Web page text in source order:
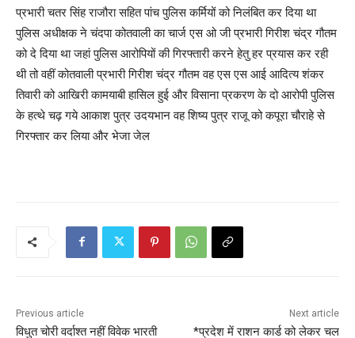
प्रभारी चतर सिंह राजौरा सहित पांच पुलिस कर्मियों को निलंबित कर दिया था
पुलिस अधीक्षक ने चंदपा कोतवाली का चार्ज एस ओ जी प्रभारी गिरीश चंद्र गौतम
को दे दिया था जहां पुलिस आरोपियों की गिरफ्तारी करने हेतु हर प्रयास कर रही
थी तो वहीं कोतवाली प्रभारी गिरीश चंद्र गौतम वह एस एस आई आदित्य शंकर
तिवारी को आखिरी कामयाबी हासिल हुई और विसाना प्रकरण के दो आरोपी पुलिस
के हत्थे चढ़ गये आकाश पुत्र उदयभान वह शिष्य पुत्र राजू को कपूरा चौराहे से
गिरफ्तार कर लिया और भेजा जेल
Previous article
विधुत चोरी वर्दाश्त नहीं विवेक भारती
Next article
*प्रदेश में राशन कार्ड को लेकर चल